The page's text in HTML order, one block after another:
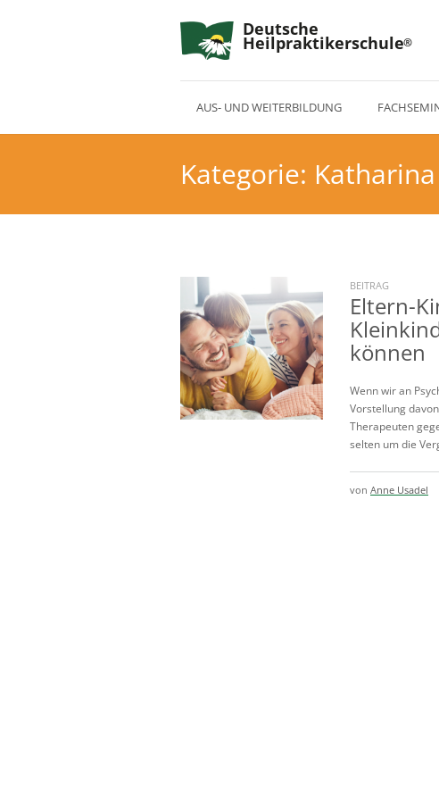
Deutsche
Heilpraktikerschule
AUS- UND WEITERBILDUNG
Kategorie:
BEITRAG
Eltern-
können
Wenn wir an
Vorstellung
Therapeuten
selten um die
von Anne Usadel